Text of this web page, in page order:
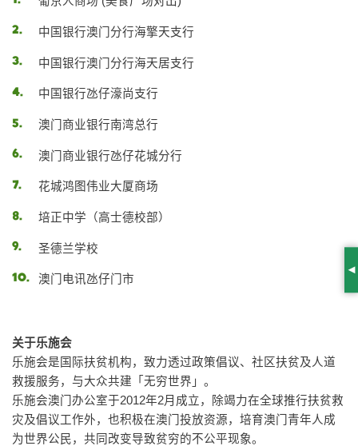
中国银行澳门分行海擎天支行
中国银行澳门分行海天居支行
中国银行氹仔濠尚支行
澳门商业银行南湾总行
澳门商业银行氹仔花城分行
花城鸿图伟业大厦商场
培正中学（高士德校部）
圣德兰学校
澳门电讯氹仔门市
关于乐施会
乐施会是国际扶贫机构，致力透过政策倡议、社区扶贫及人道
救援服务，与大众共建「无穷世界」。
乐施会澳门办公室于2012年2月成立，除竭力在全球推行扶贫救
灾及倡议工作外，也积极在澳门投放资源，培育澳门青年人成
为世界公民，共同改变导致贫穷的不公平现象。